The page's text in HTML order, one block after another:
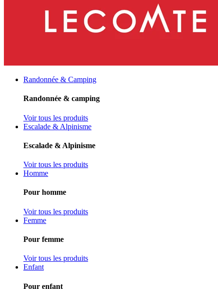
Randonnée & Camping
Randonnée & camping
Voir tous les produits
Escalade & Alpinisme
Escalade & Alpinisme
Voir tous les produits
Homme
Pour homme
Voir tous les produits
Femme
Pour femme
Voir tous les produits
Enfant
Pour enfant